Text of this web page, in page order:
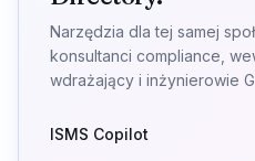
Narzędzia dla tej samej
konsultanci compliance,
wdrażający i inżynierowie
ISMS Copilot